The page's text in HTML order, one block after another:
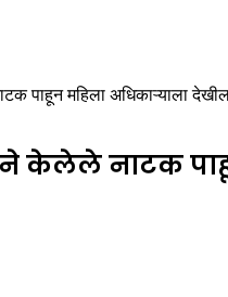
पाहून महिला अधिकाऱ्याला
केलेले नाटक